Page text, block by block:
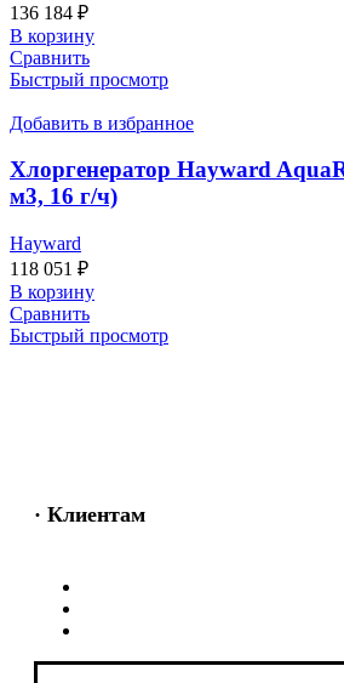
136 184 ₽
В корзину
Сравнить
Быстрый просмотр
Добавить в избранное
Хлоргенератор Hayward
м3, 16 г/ч)
Hayward
118 051 ₽
В корзину
Сравнить
Быстрый просмотр
· Клиентам